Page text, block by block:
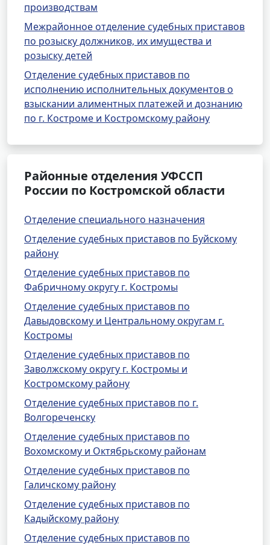
производствам
Межрайонное отделение судебных приставов
по розыску должников, их имущества и
розыску детей
Отделение судебных приставов по
исполнению исполнительных документов о
взыскании алиментных платежей и дознанию
по г. Костроме и Костромскому району
Районные отделения УФССП
России по Костромской области
Отделение специального назначения
Отделение судебных приставов по Буйскому
району
Отделение судебных приставов по
Фабричному округу г. Костромы
Отделение судебных приставов по
Давыдовскому и Центральному округам г.
Костромы
Отделение судебных приставов по
Заволжскому округу г. Костромы и
Костромскому району
Отделение судебных приставов по г.
Волгореченску
Отделение судебных приставов по
Вохомскому и Октябрьскому районам
Отделение судебных приставов по
Галичскому району
Отделение судебных приставов по
Кадыйскому району
Отделение судебных приставов по